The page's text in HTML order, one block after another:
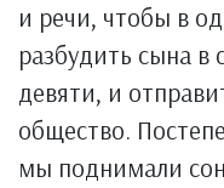
и речи, чтобы в
разбудить сына в
девяти, и
общество.
мы поднимали